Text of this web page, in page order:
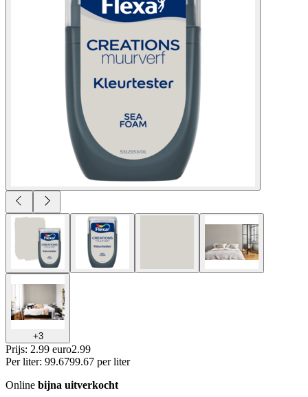
+3
Prijs: 2.99 euro2.99
Per liter: 99.6799.67 per liter
Online bijna uitverkocht